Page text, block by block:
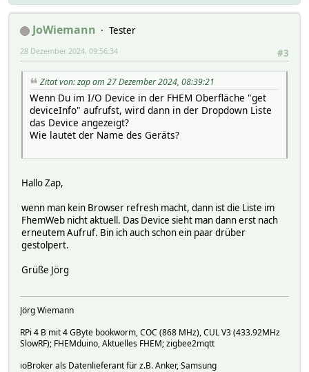
JoWiemann
Tester
#3
28 Dezember 2024, 09:56:34
Zitat von: zap am 27 Dezember 2024, 08:39:21
Wenn Du im I/O Device in der FHEM Oberfläche "get
deviceInfo" aufrufst, wird dann in der Dropdown Liste
das Device angezeigt?
Wie lautet der Name des Geräts?
Hallo Zap,
wenn man kein Browser refresh macht, dann ist die Liste im
FhemWeb nicht aktuell. Das Device sieht man dann erst nach
erneutem Aufruf. Bin ich auch schon ein paar drüber
gestolpert.
Grüße Jörg
Jörg Wiemann
RPi 4 B mit 4 GByte bookworm, COC (868 MHz), CUL V3 (433.92MHz
SlowRF); FHEMduino, Aktuelles FHEM; zigbee2mqtt
ioBroker als Datenlieferant für z.B. Anker, Samsung